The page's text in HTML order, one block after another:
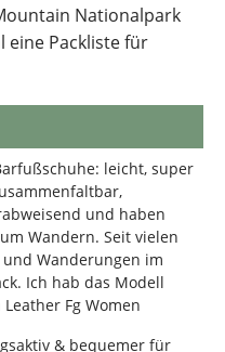
Nationalpark
Packliste für
leicht, super
und haben
Wandern. Seit vielen
und Wanderungen im
Ich hab das Modell
Leather Fg Women
& bequemer für